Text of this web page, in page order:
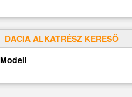
DACIA ALKATRÉSZ KERESŐ
Modell